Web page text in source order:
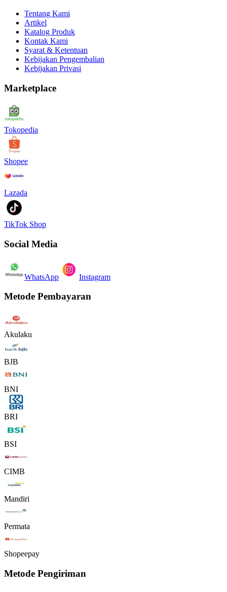
Tentang Kami
Artikel
Katalog Produk
Kontak Kami
Syarat & Ketentuan
Kebijakan Pengembalian
Kebijakan Privasi
Marketplace
Tokopedia
Shopee
Lazada
TikTok Shop
Social Media
WhatsApp Instagram
Metode Pembayaran
Akulaku
BJB
BNI
BRI
BSI
CIMB
Mandiri
Permata
Shopeepay
Metode Pengiriman